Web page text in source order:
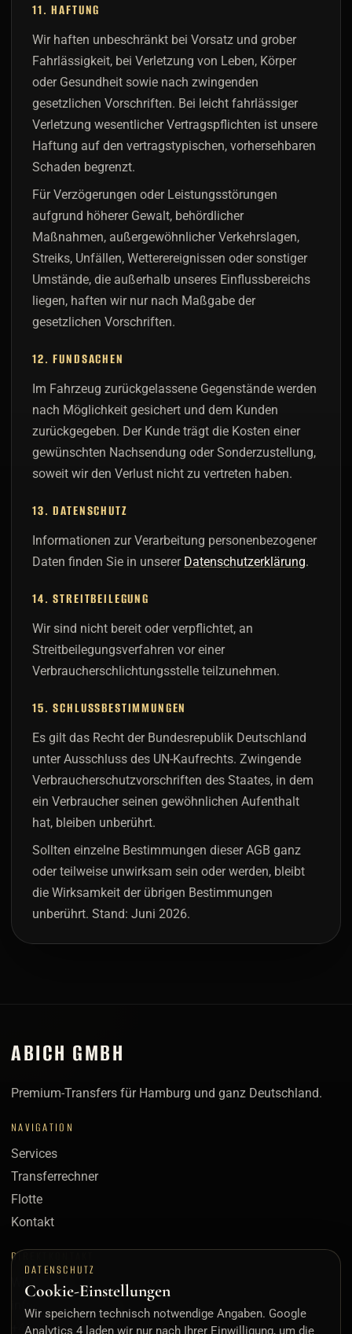
11. HAFTUNG
Wir haften unbeschränkt bei Vorsatz und grober
Fahrlässigkeit, bei Verletzung von Leben, Körper
oder Gesundheit sowie nach zwingenden
gesetzlichen Vorschriften. Bei leicht fahrlässiger
Verletzung wesentlicher Vertragspflichten ist unsere
Haftung auf den vertragstypischen, vorhersehbaren
Schaden begrenzt.
Für Verzögerungen oder Leistungsstörungen
aufgrund höherer Gewalt, behördlicher
Maßnahmen, außergewöhnlicher Verkehrslagen,
Streiks, Unfällen, Wetterereignissen oder sonstiger
Umstände, die außerhalb unseres Einflussbereichs
liegen, haften wir nur nach Maßgabe der
gesetzlichen Vorschriften.
12. FUNDSACHEN
Im Fahrzeug zurückgelassene Gegenstände werden
nach Möglichkeit gesichert und dem Kunden
zurückgegeben. Der Kunde trägt die Kosten einer
gewünschten Nachsendung oder Sonderzustellung,
soweit wir den Verlust nicht zu vertreten haben.
13. DATENSCHUTZ
Informationen zur Verarbeitung personenbezogener
Daten finden Sie in unserer Datenschutzerklärung.
14. STREITBEILEGUNG
Wir sind nicht bereit oder verpflichtet, an
Streitbeilegungsverfahren vor einer
Verbraucherschlichtungsstelle teilzunehmen.
15. SCHLUSSBESTIMMUNGEN
Es gilt das Recht der Bundesrepublik Deutschland
unter Ausschluss des UN-Kaufrechts. Zwingende
Verbraucherschutzvorschriften des Staates, in dem
ein Verbraucher seinen gewöhnlichen Aufenthalt
hat, bleiben unberührt.
Sollten einzelne Bestimmungen dieser AGB ganz
oder teilweise unwirksam sein oder werden, bleibt
die Wirksamkeit der übrigen Bestimmungen
unberührt. Stand: Juni 2026.
ABICH GMBH
Premium-Transfers für Hamburg und ganz Deutschland.
NAVIGATION
Services
Transferrechner
Flotte
Kontakt
DIREKTKONTAKT
WhatsApp
info@abich-gmbh.com
+49 160 7250088
DATENSCHUTZ
Cookie-Einstellungen
Wir speichern technisch notwendige Angaben. Google
Analytics 4 laden wir nur nach Ihrer Einwilligung, um die